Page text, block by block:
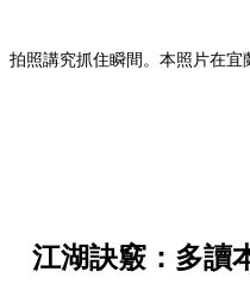
拍照講究抓住瞬間。本照片在宜
江湖訣竅：多讀